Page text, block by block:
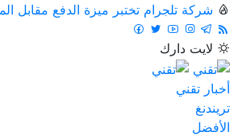
شركة تلجرام تختبر ميزة الدفع مقابل
لايت دارك
أخبار تقني
تريندنغ
الأفضل